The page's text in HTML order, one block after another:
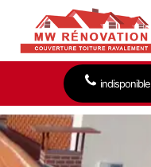
indisponible